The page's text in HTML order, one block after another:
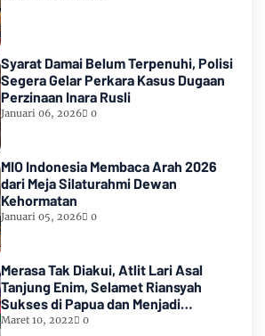
Syarat Damai Belum Terpenuhi, Polisi
Segera Gelar Perkara Kasus Dugaan
Perzinaan Inara Rusli
Januari 06, 2026 0
MIO Indonesia Membaca Arah 2026
dari Meja Silaturahmi Dewan
Kehormatan
Januari 05, 2026 0
Merasa Tak Diakui, Atlit Lari Asal
Tanjung Enim, Selamet Riansyah
Sukses di Papua dan Menjadi
Miliarder
Maret 10, 2022 0